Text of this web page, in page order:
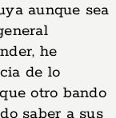
aunque sea
he
de lo
otro bando
saber a sus